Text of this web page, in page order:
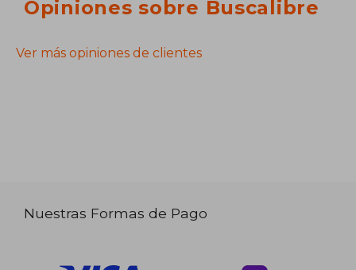
Opiniones sobre Buscalibre
Ver más opiniones de clientes
Nuestras Formas de Pago